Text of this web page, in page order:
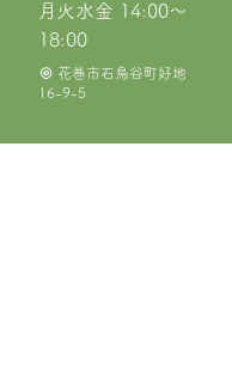
月火水金 14:00〜
18:00
花巻市石鳥谷町好地
16-9-5